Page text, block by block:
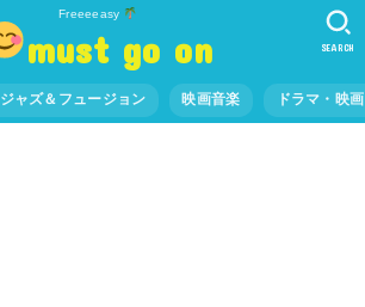
Freeeeasy
must go on
ジャズ＆フュージョン 映画音楽 ドラマ・映
SEARCH